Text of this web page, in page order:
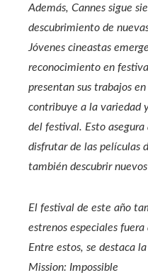
Además, Cannes sigue
descubrimiento de
Jóvenes cineastas
reconocimiento en
presentan sus trabajos
contribuye a la variedad
del festival. Esto
disfrutar de las películas
también descubrir
El festival de este año
estrenos especiales
Entre estos, se destaca
Mission: Impossible